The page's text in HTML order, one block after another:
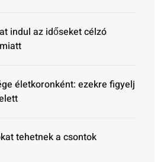
indul az időseket célzó
életkoronként: ezekre figyelj
tehetnek a csontok